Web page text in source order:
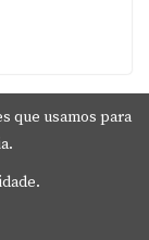
que usamos para